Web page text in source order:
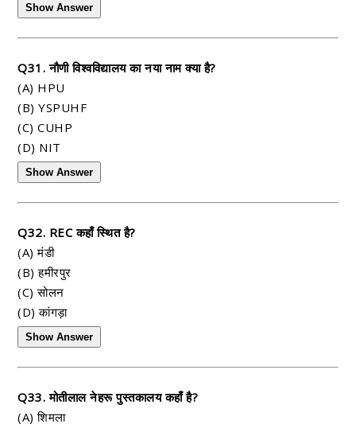
Show Answer
Q31. नौणी विश्वविद्यालय का नया नाम क्या है?
(A) HPU
(B) YSPUHF
(C) CUHP
(D) NIT
Show Answer
Q32. REC कहाँ स्थित है?
(A) मंडी
(B) हमीरपुर
(C) सोलन
(D) कांगड़ा
Show Answer
Q33. मोतीलाल नेहरू पुस्तकालय कहाँ है?
(A) शिमला